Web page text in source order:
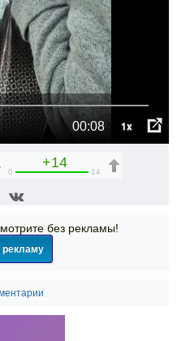
00:08 1x
+14
0 14
без рекламы!